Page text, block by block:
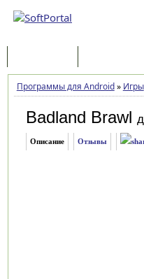
Программы для Android» Игры
Badland Brawl
Описание Отзывы